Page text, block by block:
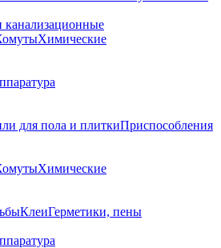
Химические
для пола и плиткиПриспособления
Химические
КлеиГерметики, пены